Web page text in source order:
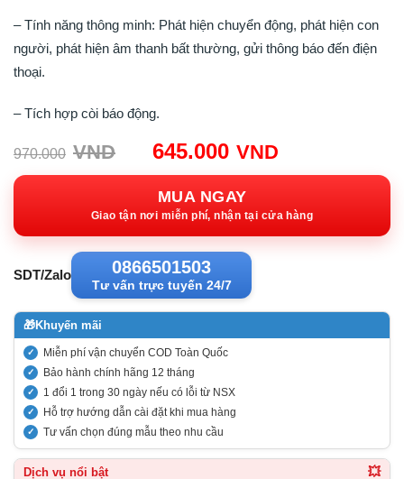
– Tính năng thông minh: Phát hiện chuyển động, phát hiện con
người, phát hiện âm thanh bất thường, gửi thông báo đến điện
thoại.
– Tích hợp còi báo động.
970.000 VND
Giá
gốc:
970.000VND.
645.000 VND
hiện
MUA NGAY
Giao tận nơi miễn phí, nhận tại cửa hàng
SDT/Zalo 0866501503
Tư vấn trực tuyến 24/7
🎁Khuyến mãi
Miễn phí vận chuyển COD Toàn Quốc
Bảo hành chính hãng 12 tháng
1 đổi 1 trong 30 ngày nếu có lỗi từ NSX
Hỗ trợ hướng dẫn cài đặt khi mua hàng
Tư vấn chọn đúng mẫu theo nhu cầu
Dịch vụ nổi bật 💥